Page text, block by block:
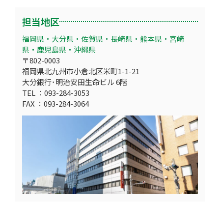
担当地区
福岡県・大分県・佐賀県・長崎県・熊本県・宮崎
県・鹿児島県・沖縄県
〒802-0003
福岡県北九州市小倉北区米町1-1-21
大分銀行･明治安田生命ビル 6階
TEL ：093-284-3053
FAX ：093-284-3064